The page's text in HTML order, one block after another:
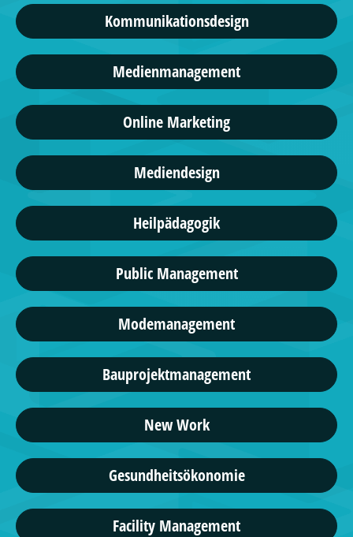
Kommunikationsdesign
Medienmanagement
Online Marketing
Mediendesign
Heilpädagogik
Public Management
Modemanagement
Bauprojektmanagement
New Work
Gesundheitsökonomie
Facility Management